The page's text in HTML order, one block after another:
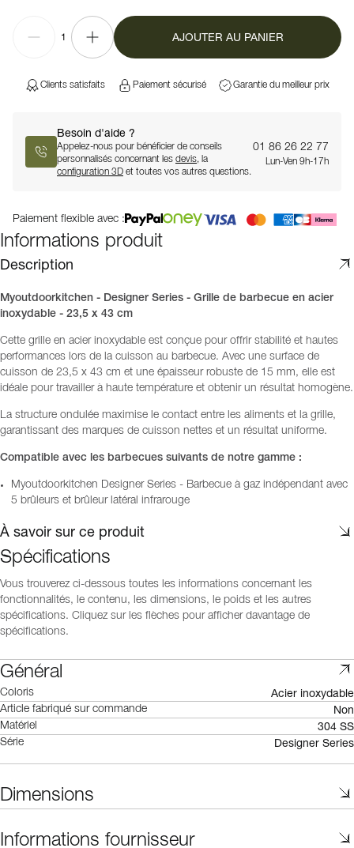
1 AJOUTER AU PANIER
Clients satisfaits Paiement sécurisé Garantie du meilleur prix
Besoin d'aide ?
Appelez-nous pour bénéficier de conseils
personnalisés concernant les devis, la
configuration 3D et toutes vos autres questions.
01 86 26 22 77
Lun-Ven 9h-17h
Paiement flexible avec :
Informations produit
Description
Myoutdoorkitchen - Designer Series - Grille de barbecue en acier
inoxydable - 23,5 x 43 cm
Cette grille en acier inoxydable est conçue pour offrir stabilité et hautes
performances lors de la cuisson au barbecue. Avec une surface de
cuisson de 23,5 x 43 cm et une épaisseur robuste de 15 mm, elle est
idéale pour travailler à haute température et obtenir un résultat homogène.
La structure ondulée maximise le contact entre les aliments et la grille,
garantissant des marques de cuisson nettes et un résultat uniforme.
Compatible avec les barbecues suivants de notre gamme :
Myoutdoorkitchen Designer Series - Barbecue à gaz indépendant avec
5 brûleurs et brûleur latéral infrarouge
À savoir sur ce produit
Spécifications
Vous trouverez ci-dessous toutes les informations concernant les
fonctionnalités, le contenu, les dimensions, le poids et les autres
spécifications. Cliquez sur les flèches pour afficher davantage de
spécifications.
Général
Coloris Acier inoxydable
Article fabriqué sur commande Non
Matériel 304 SS
Série Designer Series
Dimensions
Informations fournisseur